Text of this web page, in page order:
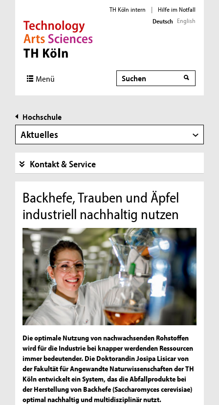
Direkt zur Hauptnavigation
Direkt zur Subnavigation
Direkt zum Inhalt
Direkt zum Fußbereich
TH Köln intern |
Hilfe im Notfall
Deutsch English
Menü Suche
Hochschule
Aktuelles
Kontakt & Service
Backhefe, Trauben und Äpfel
industriell nachhaltig nutzen
Die optimale Nutzung von nachwachsenden Rohstoffen
wird für die Industrie bei knapper werdenden Ressourcen
immer bedeutender. Die Doktorandin Josipa Lisicar von
der Fakultät für Angewandte Naturwissenschaften der TH
Köln entwickelt ein System, das die Abfallprodukte bei
der Herstellung von Backhefe (Saccharomyces cerevisiae)
optimal nachhaltig und multidisziplinär nutzt.